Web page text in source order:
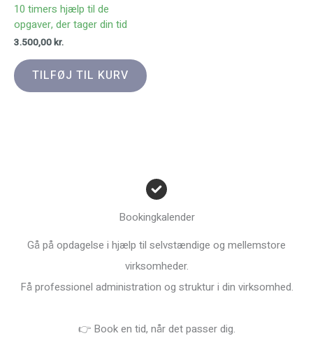
10 timers hjælp til de
opgaver, der tager din tid
3.500,00kr.
TILFØJ TIL KURV
Bookingkalender
Gå på opdagelse i hjælp til selvstændige og mellemstore
virksomheder.
Få professionel administration og struktur i din virksomhed.
👉 Book en tid, når det passer dig.